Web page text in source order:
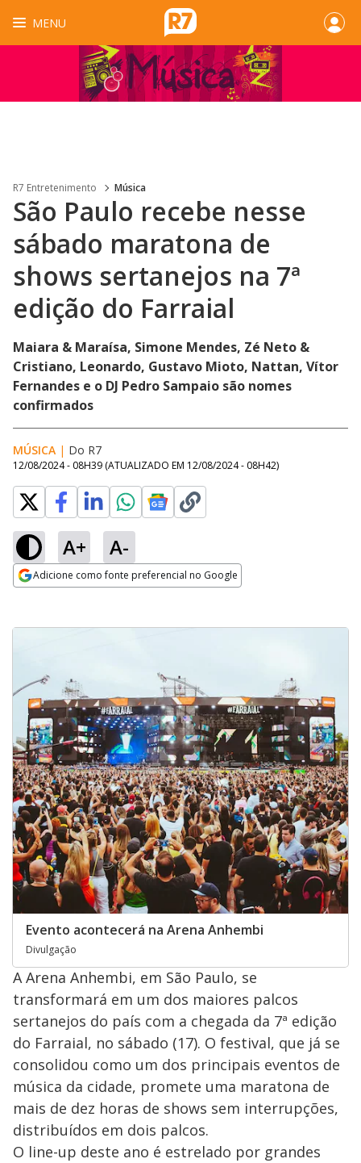
MENU
R7 Entretenimento Música
São Paulo recebe nesse
sábado maratona de
shows sertanejos na 7ª
edição do Farraial
Maiara & Maraísa, Simone Mendes, Zé Neto &
Cristiano, Leonardo, Gustavo Mioto, Nattan, Vítor
Fernandes e o DJ Pedro Sampaio são nomes
confirmados
MÚSICA | Do R7
12/08/2024 - 08H39 (ATUALIZADO EM 12/08/2024 - 08H42)
A+ A-
Adicione como fonte preferencial no Google
Evento acontecerá na Arena Anhembi
Divulgação
A Arena Anhembi, em São Paulo, se
transformará em um dos maiores palcos
sertanejos do país com a chegada da 7ª edição
do Farraial, no sábado (17). O festival, que já se
consolidou como um dos principais eventos de
música da cidade, promete uma maratona de
mais de dez horas de shows sem interrupções,
distribuídos em dois palcos.
O line-up deste ano é estrelado por grandes